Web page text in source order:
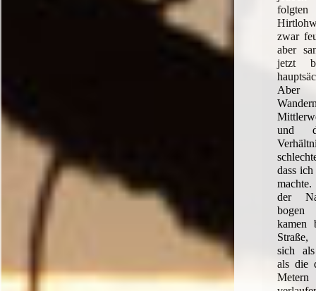
folgten
zwar
aber
jetzt
Aber
und
dass
der
kamen
sich
als die